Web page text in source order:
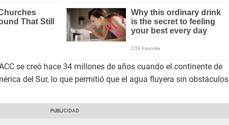
se creó hace 34 millones de años cuando el continente de
del Sur, lo que permitió que el agua fluyera sin obstáculos